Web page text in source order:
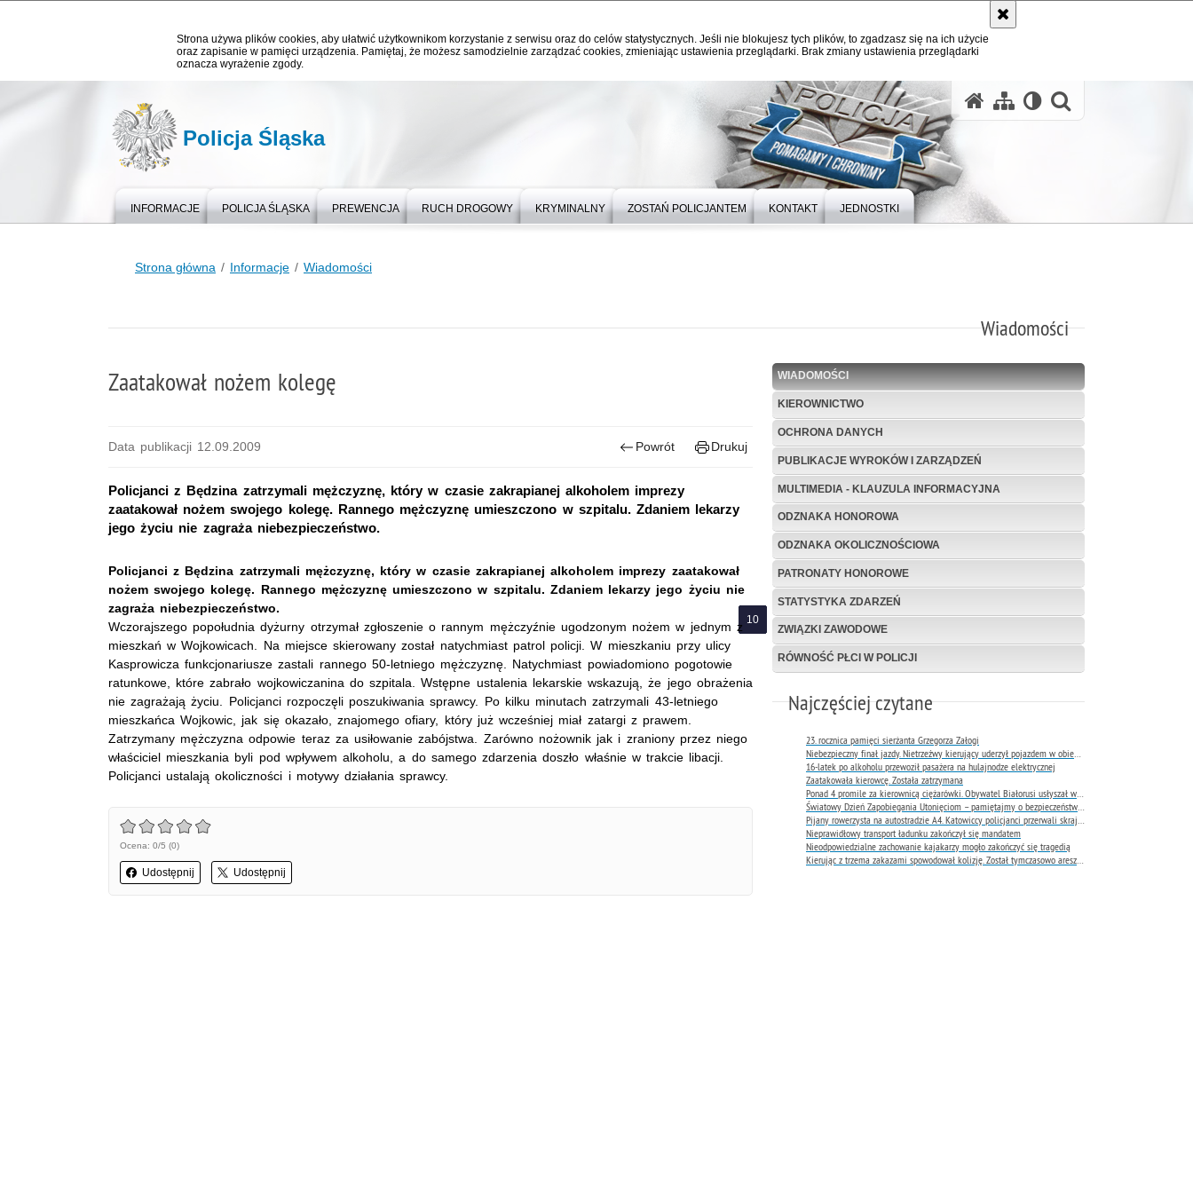
Strona używa plików cookies, aby ułatwić użytkownikom korzystanie z serwisu oraz do celów statystycznych. Jeśli nie blokujesz tych plików, to zgadzasz się na ich użycie
oraz zapisanie w pamięci urządzenia. Pamiętaj, że możesz samodzielnie zarządzać cookies, zmieniając ustawienia przeglądarki. Brak zmiany ustawienia przeglądarki
oznacza wyrażenie zgody.
Policja Śląska
INFORMACJE POLICJA ŚLĄSKA PREWENCJA RUCH DROGOWY KRYMINALNY ZOSTAŃ POLICJANTEM KONTAKT JEDNOSTKI
Strona główna Informacje Wiadomości
Wiadomości
WIADOMOŚCI
KIEROWNICTWO
OCHRONA DANYCH
PUBLIKACJE WYROKÓW I ZARZĄDZEŃ
MULTIMEDIA - KLAUZULA INFORMACYJNA
ODZNAKA HONOROWA
ODZNAKA OKOLICZNOŚCIOWA
PATRONATY HONOROWE
STATYSTYKA ZDARZEŃ
ZWIĄZKI ZAWODOWE
RÓWNOŚĆ PŁCI W POLICJI
Najczęściej czytane
23. rocznica pamięci sierżanta Grzegorza Załogi
16-latek po alkoholu przewoził pasażera na hulajnodze elektrycznej
Zaatakowała kierowcę. Została zatrzymana
Nieprawidłowy transport ładunku zakończył się mandatem
Nieodpowiedzialne zachowanie kajakarzy mogło zakończyć się tragedią
Zaatakował nożem kolegę
Data publikacji 12.09.2009 Powrót Drukuj
Policjanci z Będzina zatrzymali mężczyznę, który w czasie zakrapianej alkoholem imprezy
zaatakował nożem swojego kolegę. Rannego mężczyznę umieszczono w szpitalu. Zdaniem lekarzy
jego życiu nie zagraża niebezpieczeństwo.
Policjanci z Będzina zatrzymali mężczyznę, który w czasie zakrapianej alkoholem imprezy zaatakował
nożem swojego kolegę. Rannego mężczyznę umieszczono w szpitalu. Zdaniem lekarzy jego życiu nie
zagraża niebezpieczeństwo.
Wczorajszego popołudnia dyżurny otrzymał zgłoszenie o rannym mężczyźnie ugodzonym nożem w jednym z
mieszkań w Wojkowicach. Na miejsce skierowany został natychmiast patrol policji. W mieszkaniu przy ulicy
Kasprowicza funkcjonariusze zastali rannego 50-letniego mężczyznę. Natychmiast powiadomiono pogotowie
ratunkowe, które zabrało wojkowiczanina do szpitala. Wstępne ustalenia lekarskie wskazują, że jego obrażenia
nie zagrażają życiu. Policjanci rozpoczęli poszukiwania sprawcy. Po kilku minutach zatrzymali 43-letniego
mieszkańca Wojkowic, jak się okazało, znajomego ofiary, który już wcześniej miał zatargi z prawem.
Zatrzymany mężczyzna odpowie teraz za usiłowanie zabójstwa. Zarówno nożownik jak i zraniony przez niego
właściciel mieszkania byli pod wpływem alkoholu, a do samego zdarzenia doszło właśnie w trakcie libacji.
Policjanci ustalają okoliczności i motywy działania sprawcy.
Ocena: 0/5 (0)
Udostępnij Udostępnij